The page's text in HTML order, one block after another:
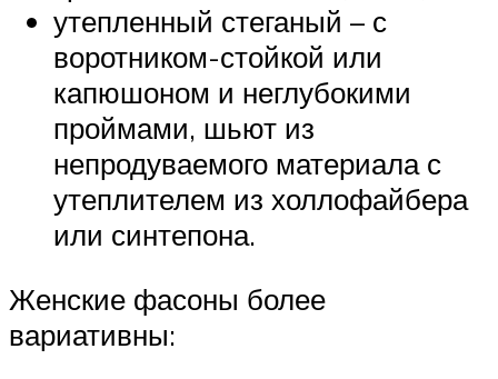
утепленный стеганый – с
воротником-стойкой или
капюшоном и неглубокими
проймами, шьют из
непродуваемого материала с
утеплителем из холлофайбера
или синтепона.
Женские фасоны более
вариативны: